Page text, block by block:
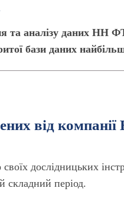
та аналізу даних НН
бази даних
від компанії
дослідницьких
складний період.